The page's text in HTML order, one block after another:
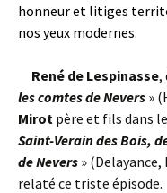
honneur et litiges
nos yeux modernes.
René de Lespinasse,
les comtes de Nevers »
Mirot père et fils dans
Saint-Verain des Bois,
de Nevers »
relaté ce triste épisode.